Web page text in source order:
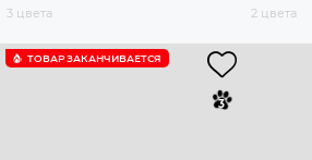
3 цвета
2 цвета
ТОВАР ЗАКАНЧИВАЕТСЯ